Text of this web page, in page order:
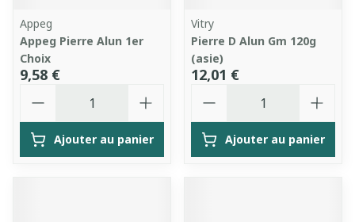
Appeg
Appeg Pierre Alun 1er
Choix
9,58 €
Ajouter au panier
Vitry
Pierre D Alun Gm 120g
(asie)
12,01 €
Ajouter au panier